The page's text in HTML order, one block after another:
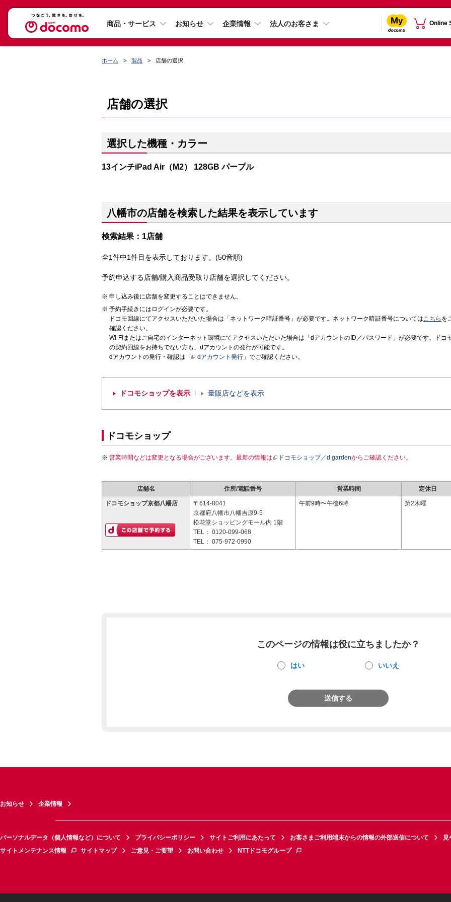
商品・サービス お知らせ 企業情報 法人のお客さま Online
ホーム 製品 店舗の選択
店舗の選択
選択した機種・カラー
13インチiPad Air（M2） 128GB パープル
八幡市の店舗を検索した結果を表示しています
検索結果：1店舗
全1件中1件目を表示しております。(50音順)
予約申込する店舗/購入商品受取り店舗を選択してください。
申し込み後に店舗を変更することはできません。
予約手続きにはログインが必要です。
ドコモ回線にてアクセスいただいた場合は「ネットワーク暗証番号」が必要です。ネットワーク暗証番号についてはこちら を
確認ください。
Wi-Fiまたはご自宅のインターネット環境にてアクセスいただいた場合は「dアカウントのID／パスワード」が必要です。ドコ
の契約回線をお持ちでない方も、dアカウントの発行が可能です。
dアカウントの発行・確認は「
dアカウント発行 」でご確認ください。
ドコモショップを表示 量販店などを表示
ドコモショップ
営業時間などは変更となる場合がございます。最新の情報は ドコモショップ／d gardenからご確認ください。
店舗名 住所/電話番号 営業時間 定休日
ドコモショップ京都八幡店
〒614-8041
京都府八幡市八幡吉原9-5
松花堂ショッピングモール内 1階
TEL： 0120-099-068
TEL： 075-972-0990
午前9時〜午後6時 第2木曜
このページの情報は役に立ちましたか？
はい いいえ
送信する
お知らせ 企業情報
パーソナルデータ（個人情報など）について プライバシーポリシー サイトご利用にあたって お客さまご利用端末からの情報の外部送信について
見
サイトメンテナンス情報
サイトマップ ご意見・ご要望 お問い合わせ NTTドコモグループ